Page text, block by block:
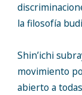
la filosofía
Shin’ichi
movimiento
abierto a